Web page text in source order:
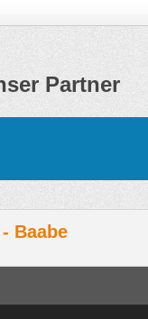
Partner
Baabe